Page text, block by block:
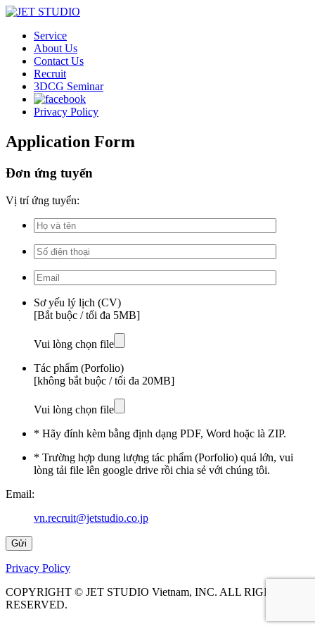
Service
About Us
Contact Us
Recruit
3DCG Seminar
Privacy Policy
Application Form
Đơn ứng tuyển
Vị trí ứng tuyển:
Sơ yếu lý lịch (CV)
[Bắt buộc / tối đa 5MB]
Vui lòng chọn file
Tác phẩm (Porfolio)
[không bắt buộc / tối đa 20MB]
Vui lòng chọn file
* Hãy đính kèm bằng định dạng PDF, Word hoặc là ZIP.
* Trường hợp dung lượng tác phẩm (Porfolio) quá lớn, vui
lòng tải file lên google drive rồi chia sẻ với chúng tôi.
Email:
vn.recruit@jetstudio.co.jp
Privacy Policy
COPYRIGHT © JET STUDIO Vietnam, INC. ALL RIGHTS
RESERVED.